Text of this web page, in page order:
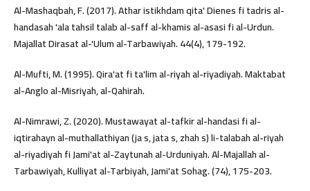
Al-Mashaqbah, F. (2017). Athar istikhdam qita' Dienes fi tadris al-
handasah 'ala tahsil talab al-saff al-khamis al-asasi fi al-Urdun.
Majallat Dirasat al-'Ulum al-Tarbawiyah. 44(4), 179-192.
Al-Mufti, M. (1995). Qira'at fi ta'lim al-riyah al-riyadiyah. Maktabat
al-Anglo al-Misriyah, al-Qahirah.
Al-Nimrawi, Z. (2020). Mustawayat al-tafkir al-handasi fi al-
iqtirahayn al-muthallathiyan (ja s, jata s, zhah s) li-talabah al-riyah
al-riyadiyah fi Jami'at al-Zaytunah al-Urduniyah. Al-Majallah al-
Tarbawiyah, Kulliyat al-Tarbiyah, Jami'at Sohag. (74), 175-203.